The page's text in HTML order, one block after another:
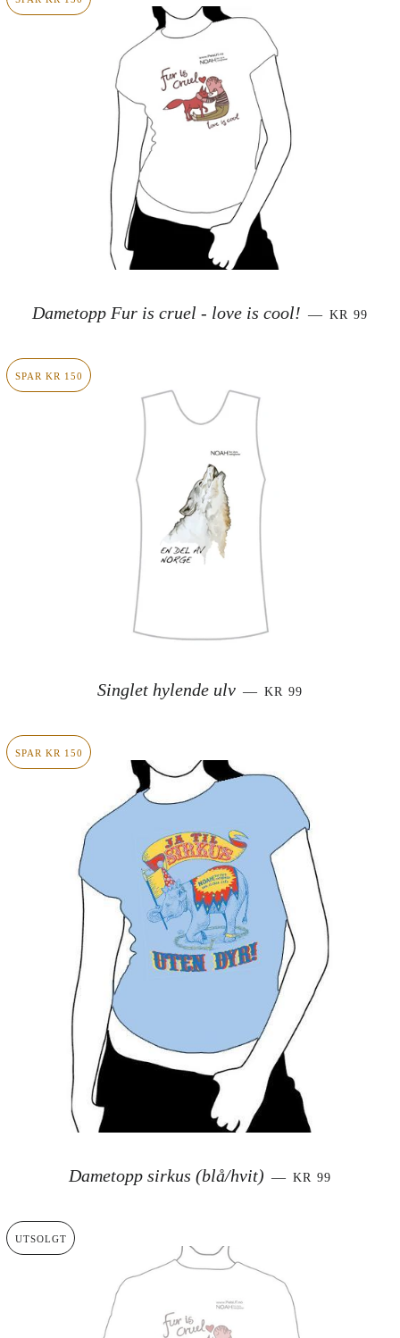
Dametopp Fur is cruel - love is cool! — KR 99
SPAR KR 150
Singlet hylende ulv — SALGSPRIS
KR 99
SPAR KR 150
Dametopp sirkus (blå/hvit) — SALGSPRIS
KR 99
UTSOLGT